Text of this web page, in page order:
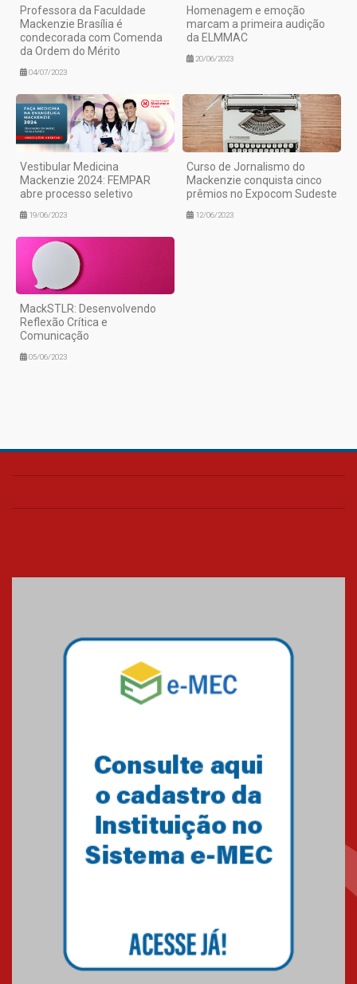
Professora da Faculdade
Mackenzie Brasília é
condecorada com Comenda
da Ordem do Mérito
04/07/2023
Homenagem e emoção
marcam a primeira audição
da ELMMAC
20/06/2023
Vestibular Medicina
Mackenzie 2024: FEMPAR
abre processo seletivo
19/06/2023
Curso de Jornalismo do
Mackenzie conquista cinco
prêmios no Expocom Sudeste
12/06/2023
MackSTLR: Desenvolvendo
Reflexão Crítica e
Comunicação
05/06/2023